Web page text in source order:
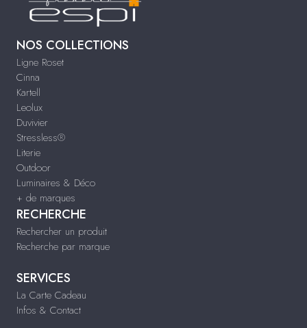
NOS COLLECTIONS
Ligne Roset
Cinna
Kartell
Leolux
Duvivier
Stressless®
Literie
Outdoor
Luminaires & Déco
+ de marques
RECHERCHE
Rechercher un produit
Recherche par marque
SERVICES
La Carte Cadeau
Infos & Contact